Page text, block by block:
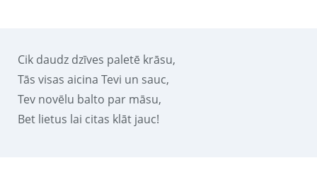
Cik daudz dzīves paletē krāsu,
Tās visas aicina Tevi un sauc,
Tev novēlu balto par māsu,
Bet lietus lai citas klāt jauc!